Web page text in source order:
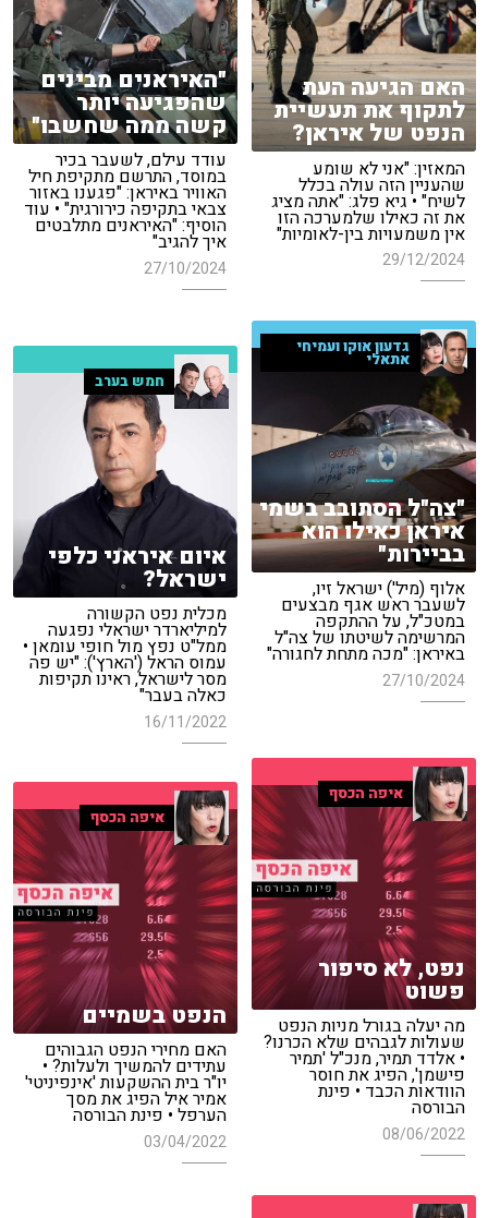
האם הגיעה העת
לתקוף את תעשיית
הנפט של איראן?
המאזין: "אני לא שומע
שהעניין הזה עולה בכלל
לשיח" • גיא פלג: "אתה מציג
את זה כאילו שלמערכה הזו
אין משמעויות בין-לאומיות"
29/12/2024
"האיראנים מבינים
שהפגיעה יותר
קשה ממה שחשבו"
עודד עילם, לשעבר בכיר
במוסד, התרשם מתקיפת חיל
האוויר באיראן: "פגענו באזור
צבאי בתקיפה כירורגית" • עוד
הוסיף: "האיראנים מתלבטים
איך להגיב"
27/10/2024
גדעון אוקו ועמיחי
אתאלי
"צה"ל הסתובב בשמי
איראן כאילו הוא
בביירות"
אלוף (מיל') ישראל זיו,
לשעבר ראש אגף מבצעים
במטכ"ל, על ההתקפה
המרשימה לשיטתו של צה"ל
באיראן: "מכה מתחת לחגורה"
27/10/2024
חמש בערב
איום איראני כלפי
ישראל?
מכלית נפט הקשורה
למיליארדר ישראלי נפגעה
ממל"ט נפץ מול חופי עומאן •
עמוס הראל ('הארץ'): "יש פה
מסר לישראל, ראינו תקיפות
כאלה בעבר"
16/11/2022
איפה הכסף
נפט, לא סיפור
פשוט
מה יעלה בגורל מניות הנפט
שעולות לגבהים שלא הכרנו?
• אלדד תמיר, מנכ"ל 'תמיר
פישמן', הפיג את חוסר
הוודאות הכבד • פינת
הבורסה
08/06/2022
איפה הכסף
הנפט בשמיים
האם מחירי הנפט הגבוהים
עתידים להמשיך ולעלות? •
יו"ר בית ההשקעות 'אינפיניטי'
אמיר איל הפיג את מסך
הערפל • פינת הבורסה
03/04/2022